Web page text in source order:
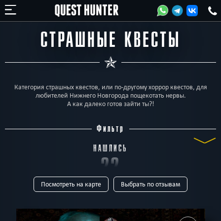
СТРАШНЫЕ КВЕСТЫ
Категория страшных квестов, или по-другому хоррор квестов, для
любителей Нижнего Новгорода пощекотать нервы.
А как далеко готов зайти ты?!
Фильтр
НАШЛИСЬ
22
КВЕСТА
Все Квест-комнаты Horror Для детей
Перформанс
Посмотреть на карте Выбрать по отзывам